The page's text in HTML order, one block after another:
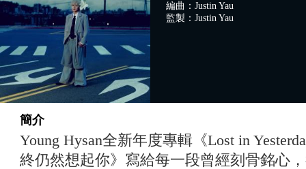
編曲：Justin Yau
監製：Justin Yau
簡介
Young Hysan全新年度專輯《Lost in
終仍然想起你》寫給每一段曾經刻骨銘心